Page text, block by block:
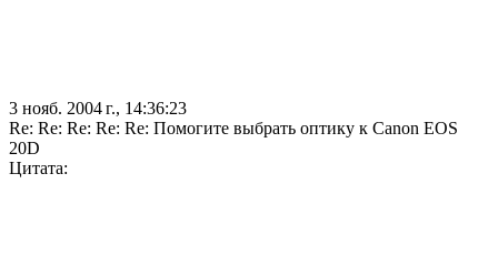
3 нояб. 2004 г., 14:36:23
Re: Re: Re: Re: Re: Помогите выбрать оптику к Canon EOS
20D
Цитата: